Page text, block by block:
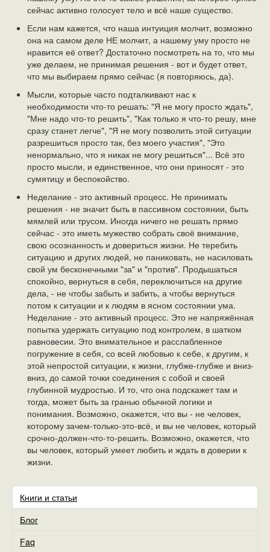
сейчас активно голосует тело и всё наше существо.
Если нам кажется, что наша интуиция молчит, возможно
она на самом деле НЕ молчит, а нашему уму просто не
нравится её ответ? Достаточно посмотреть на то, что мы
уже делаем, не принимая решения - вот и будет ответ,
что мы выбираем прямо сейчас (я повторяюсь, да).
Мысли, которые часто подталкивают нас к
необходимости что-то решать: "Я не могу просто ждать",
"Мне надо что-то решить", "Как только я что-то решу, мне
сразу станет легче", "Я не могу позволить этой ситуации
разрешиться просто так, без моего участия", "Это
ненормально, что я никак не могу решиться"... Всё это
просто мысли, и единственное, что они приносят - это
сумятицу и беспокойство.
Неделание - это активный процесс. Не принимать
решения - не значит быть в пассивном состоянии, быть
мямлей или трусом. Иногда ничего не решать прямо
сейчас - это иметь мужество собрать своё внимание,
свою осознанность и довериться жизни. Не теребить
ситуацию и других людей, не паниковать, не насиловать
свой ум бесконечными "за" и "против". Продышаться
спокойно, вернуться в себя, переключиться на другие
дела, - не чтобы забыть и забить, а чтобы вернуться
потом к ситуации и к людям в ясном состоянии ума.
Неделание - это активный процесс. Это не напряжённая
попытка удержать ситуацию под контролем, в шатком
равновесии. Это внимательное и расслабленное
погружение в себя, со всей любовью к себе, к другим, к
этой непростой ситуации, к жизни, глубже-глубже и вниз-
вниз, до самой точки соединения с собой и своей
глубинной мудростью. И то, что она подскажет там и
тогда, может быть за гранью обычной логики и
понимания. Возможно, окажется, что вы - не человек,
которому зачем-только-это-всё, и вы не человек, который
срочно-должен-что-то-решить. Возможно, окажется, что
вы человек, который умеет любить и ждать в доверии к
жизни.
Книги и статьи
Блог
Faq